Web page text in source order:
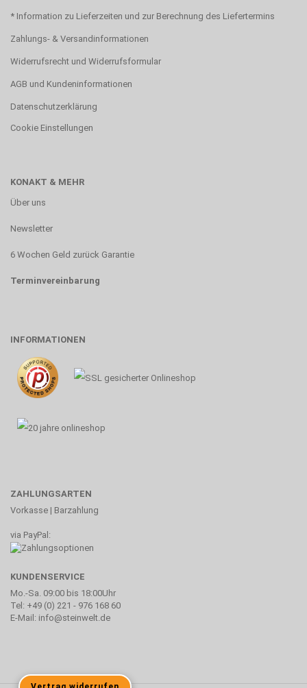
* Information zu Lieferzeiten und zur Berechnung des Liefertermins
Zahlungs- & Versandinformationen
Widerrufsrecht und Widerrufsformular
AGB und Kundeninformationen
Datenschutzerklärung
Cookie Einstellungen
KONAKT & MEHR
Über uns
Newsletter
6 Wochen Geld zurück Garantie
Terminvereinbarung
INFORMATIONEN
ZAHLUNGSARTEN
Vorkasse | Barzahlung
via PayPal:
KUNDENSERVICE
Mo.-Sa. 09:00 bis 18:00Uhr
Tel: +49 (0) 221 - 976 168 60
E-Mail: info@steinwelt.de